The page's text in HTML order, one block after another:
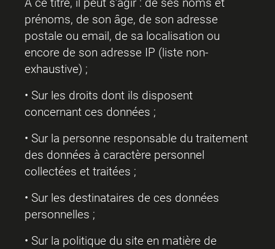
prénoms, de son âge, de son adresse
postale ou email, de sa localisation ou
encore de son adresse IP (liste non-
exhaustive) ;
• Sur les droits dont ils disposent
concernant ces données ;
• Sur la personne responsable du traitement
des données à caractère personnel
collectées et traitées ;
• Sur les destinataires de ces données
personnelles ;
• Sur la politique du site en matière de